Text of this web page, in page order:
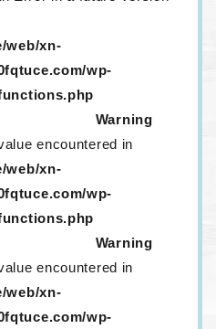
web/xn-
wp-
Warning
encountered in
web/xn-
wp-
Warning
encountered in
web/xn-
wp-